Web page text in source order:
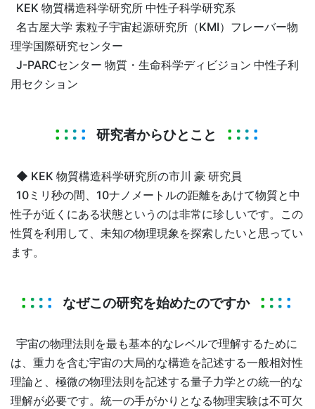
KEK 物質構造科学研究所 中性子科学研究系
名古屋大学 素粒子宇宙起源研究所（KMI）フレーバー物
理学国際研究センター
J-PARCセンター 物質・生命科学ディビジョン 中性子利
用セクション
研究者からひとこと
◆ KEK 物質構造科学研究所の市川 豪 研究員
10ミリ秒の間、10ナノメートルの距離をあけて物質と中
性子が近くにある状態というのは非常に珍しいです。この
性質を利用して、未知の物理現象を探索したいと思ってい
ます。
なぜこの研究を始めたのですか
宇宙の物理法則を最も基本的なレベルで理解するために
は、重力を含む宇宙の大局的な構造を記述する一般相対性
理論と、極微の物理法則を記述する量子力学との統一的な
理解が必要です。統一の手がかりとなる物理実験は不可欠